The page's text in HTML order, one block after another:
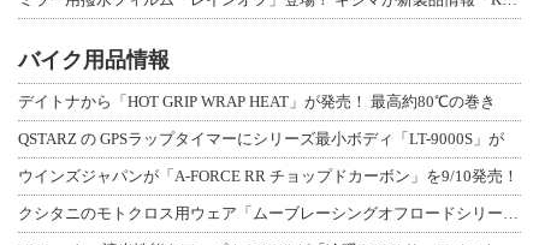
バイク用品情報
デイトナから「HOT GRIP WRAP HEAT」が発売！ 最高約80℃の巻き
QSTARZ の GPSラップタイマーにシリーズ最小ボディ「LT-9000S」が
ウインズジャパンが「A-FORCE RR チョップドカーボン」を9/10発売！